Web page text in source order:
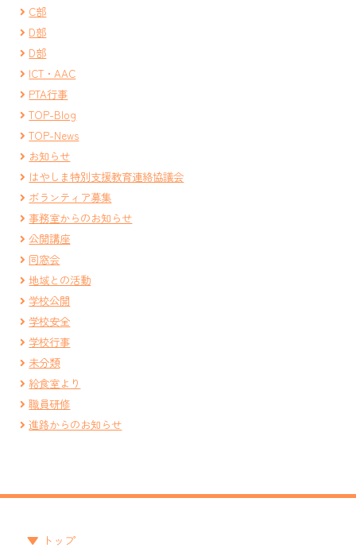
C部
D部
D部
ICT・AAC
PTA行事
TOP-Blog
TOP-News
お知らせ
はやしま特別支援教育連絡協議会
ボランティア募集
事務室からのお知らせ
公開講座
同窓会
地域との活動
学校公開
学校安全
学校行事
未分類
給食室より
職員研修
進路からのお知らせ
トップ